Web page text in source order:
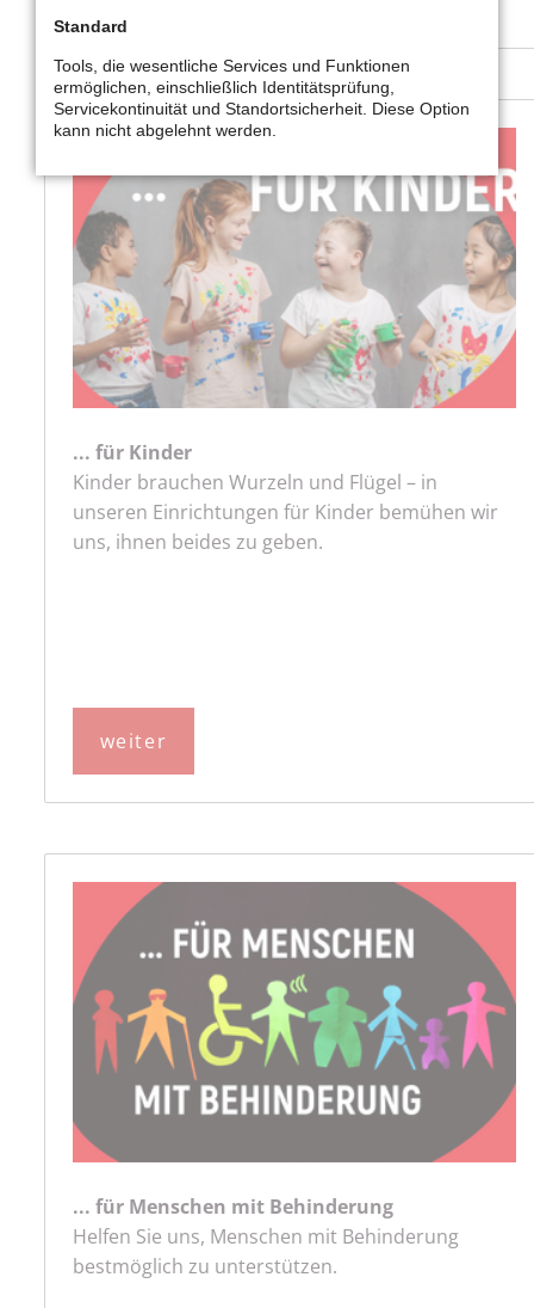
... für Kinder
Kinder brauchen Wurzeln und Flügel – in
unseren Einrichtungen für Kinder bemühen wir
uns, ihnen beides zu geben.
weiter
... für Menschen mit Behinderung
Helfen Sie uns, Menschen mit Behinderung
bestmöglich zu unterstützen.
Standard
Tools, die wesentliche Services und Funktionen
ermöglichen, einschließlich Identitätsprüfung,
Servicekontinuität und Standortsicherheit. Diese Option
kann nicht abgelehnt werden.